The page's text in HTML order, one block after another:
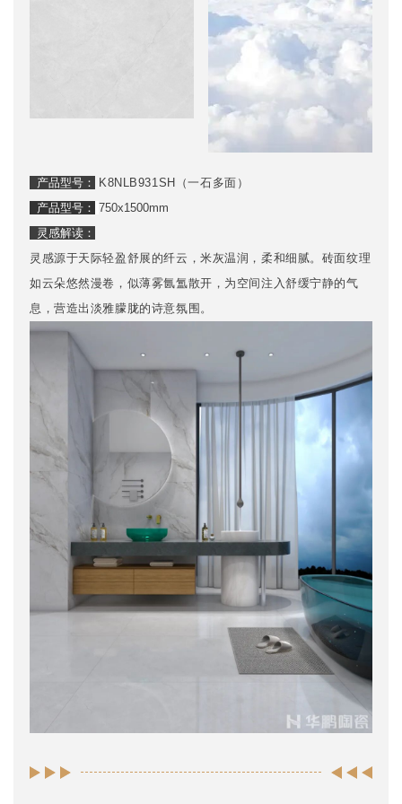
产品型号：
K8NLB931SH（一石多面）
产品型号： 750x1500mm
灵感解读：
灵感源于天际轻盈舒展的纤云，米灰温润，柔和细腻。砖面纹理
如云朵悠然漫卷，似薄雾氤氲散开，为空间注入舒缓宁静的气
息，营造出淡雅朦胧的诗意氛围。